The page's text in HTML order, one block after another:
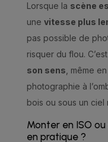
Lorsque la scène
une vitesse plus
pas possible de
risquer du flou.
son sens , même
photographie à
bois ou sous un ciel
Monter en ISO
en pratique ?